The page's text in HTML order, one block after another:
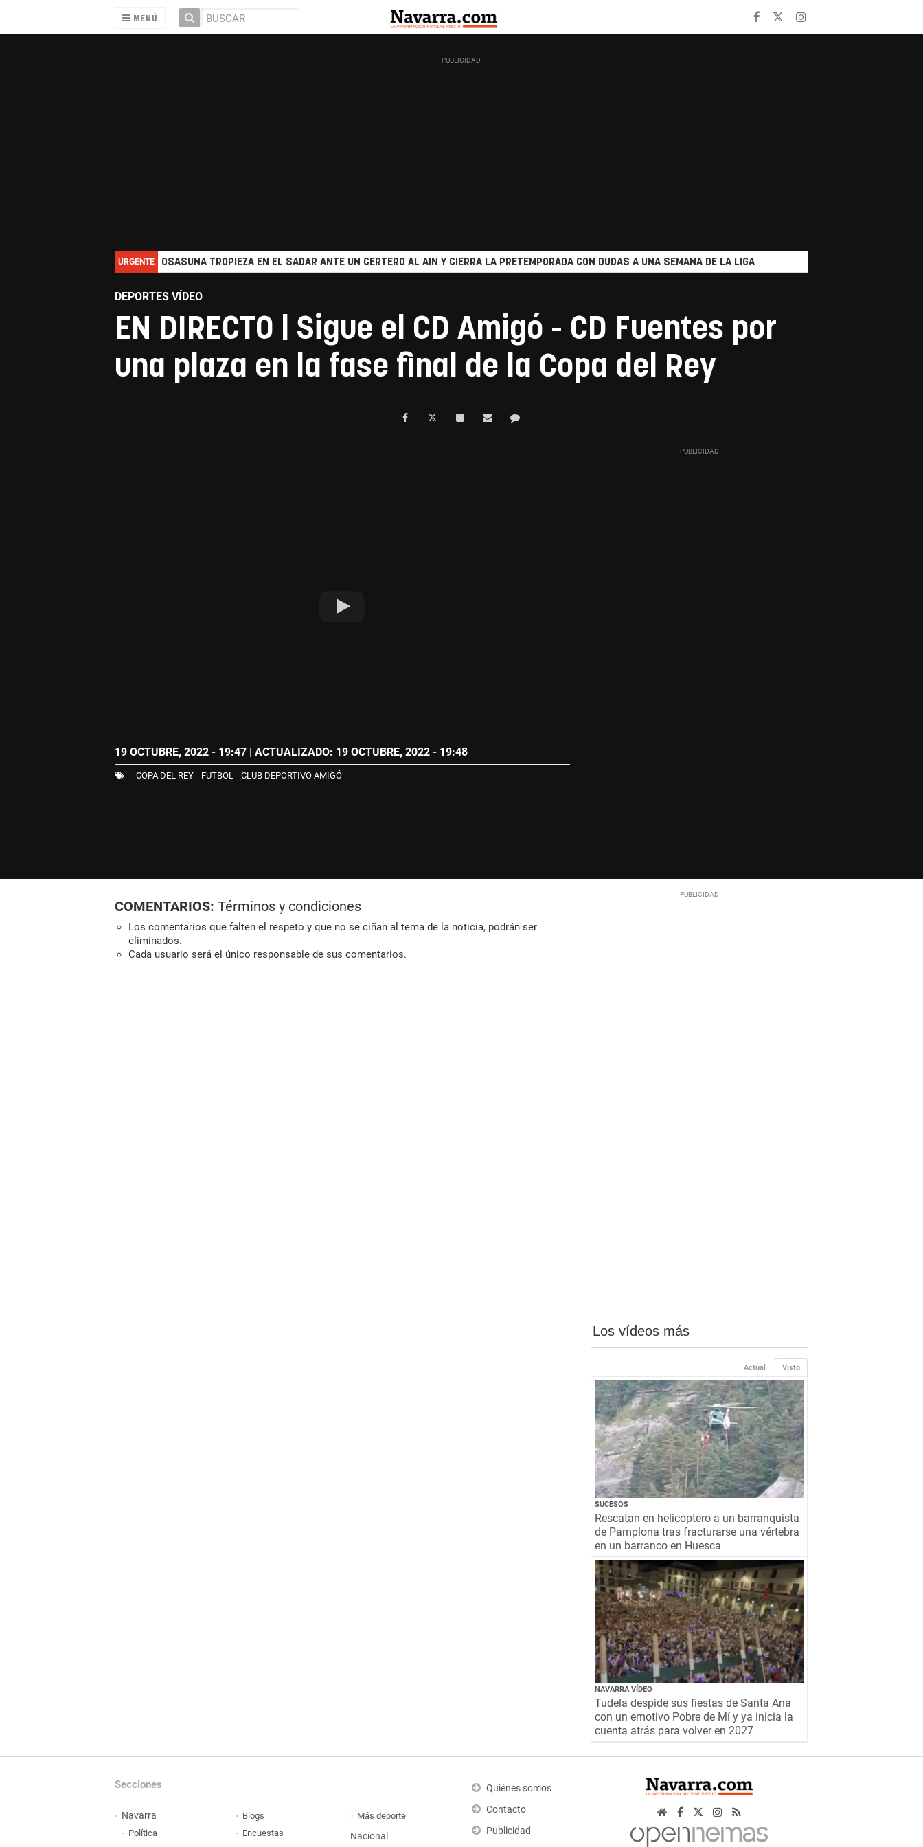
MENÚ
URGENTE OSASUNA TROPIEZA EN EL SADAR ANTE UN CERTERO AL AIN Y CIERRA LA PRETEMPORADA CON DUDAS A UNA SEMANA DE LA LIGA
DEPORTES VÍDEO
EN DIRECTO | Sigue el CD Amigó - CD Fuentes por
una plaza en la fase final de la Copa del Rey
19 OCTUBRE, 2022 - 19:47| ACTUALIZADO: 19 OCTUBRE, 2022 - 19:48
COPA DEL REY FUTBOL CLUB DEPORTIVO AMIGÓ
COMENTARIOS: Términos y condiciones
Los comentarios que falten el respeto y que no se ciñan al tema de la noticia, podrán ser
eliminados.
Cada usuario será el único responsable de sus comentarios.
Los vídeos más
Visto
Actual
SUCESOS
Rescatan en helicóptero a un barranquista
de Pamplona tras fracturarse una vértebra
en un barranco en Huesca
NAVARRA VÍDEO
Tudela despide sus fiestas de Santa Ana
con un emotivo Pobre de Mí y ya inicia la
cuenta atrás para volver en 2027
Secciones
Navarra
Política
Blogs
Encuestas
Más deporte
Nacional
Quiénes somos
Contacto
Publicidad